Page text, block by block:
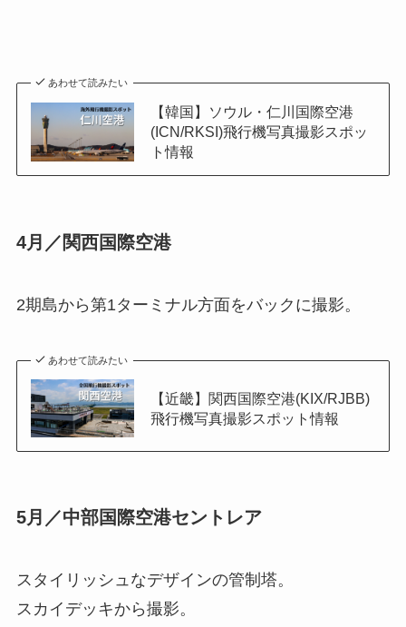
あわせて読みたい
【韓国】ソウル・仁川国際空港
(ICN/RKSI)飛行機写真撮影スポッ
ト情報
4月／関西国際空港
2期島から第1ターミナル方面をバックに撮影。
あわせて読みたい
【近畿】関西国際空港(KIX/RJBB)
飛行機写真撮影スポット情報
5月／中部国際空港セントレア
スタイリッシュなデザインの管制塔。
スカイデッキから撮影。